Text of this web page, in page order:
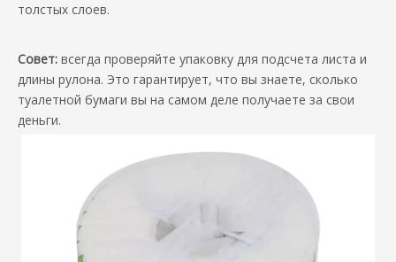
толстых слоев.
Совет: всегда проверяйте упаковку для подсчета листа и
длины рулона. Это гарантирует, что вы знаете, сколько
туалетной бумаги вы на самом деле получаете за свои
деньги.